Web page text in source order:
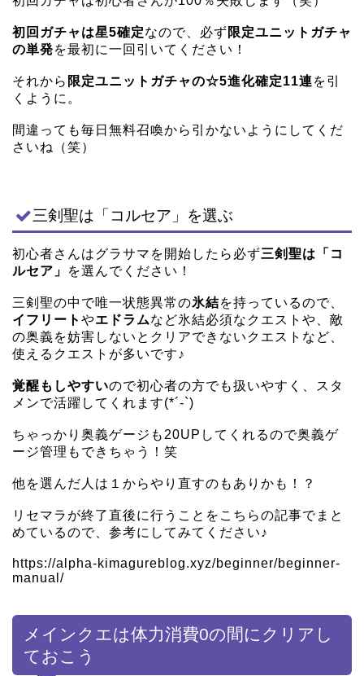
初回ガチャは星5確定なので、必ず限定ユニットガチャ
の単発を最初に一回引いてください！
それから 限定ユニットガチャの☆5進化確定11連を引
くように。
間違っても毎日無料召喚から引かないようにしてくだ
さいね（笑）
三剣聖は「コルセア」を選ぶ
初心者さんはグラサマを開始したら必ず三剣聖は「コ
ルセア」
を選んでください！
三剣聖の中で唯一状態異常の氷結を持っているので、
イフリート やエドラムなど氷結必須なクエストや、敵
の奥義を妨害しないとクリアできないクエストなど、
使えるクエストが多いです♪
覚醒もしやすいので初心者の方でも扱いやすく、スタ
メンで活躍してくれます(*´-`)
ちゃっかり奥義ゲージも20UPしてくれるので奥義ゲ
ージ管理もできちゃう！笑
他を選んだ人は１からやり直すのもありかも！？
リセマラが終了直後に行うことをこちらの記事でまと
めているので、参考にしてみてください♪
https://alpha-kimagureblog.xyz/beginner/beginner-
manual/
メインクエは体力消費0の間にクリアし
ておこう